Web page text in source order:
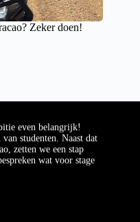
Zeker doen!
even belangrijk!
studenten. Naast dat
zetten we een stap
wat voor stage